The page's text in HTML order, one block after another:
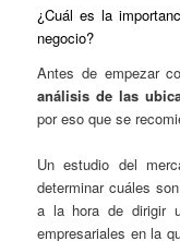
¿Cuál es la
negocio?
Antes de empezar
análisis de las
por eso que se
Un estudio del
determinar cuáles
a la hora de dirigir
empresariales en la